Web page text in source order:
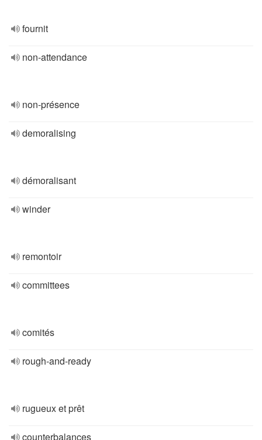
fournit
non-attendance
non-présence
demoralising
démoralisant
winder
remontoir
committees
comités
rough-and-ready
rugueux et prêt
counterbalances